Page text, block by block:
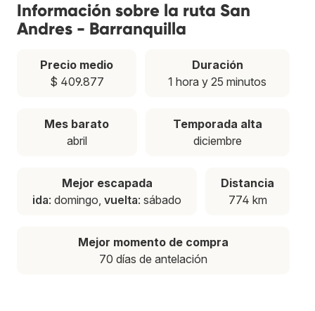
Información sobre la ruta San
Andres - Barranquilla
Precio medio
$ 409.877
Duración
1 hora y 25 minutos
Mes barato
abril
Temporada alta
diciembre
Mejor escapada
ida: domingo, vuelta: sábado
Distancia
774 km
Mejor momento de compra
70 días de antelación